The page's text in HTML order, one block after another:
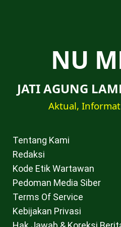
NU
JATI AGUNG
Aktual,
Tentang Kami
Redaksi
Kode Etik Wartawan
Pedoman Media Siber
Terms Of Service
Kebijakan Privasi